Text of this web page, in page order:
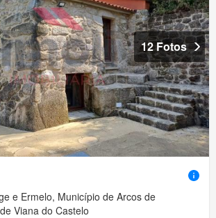
12 Fotos
e Ermelo, Município de Arcos de
Viana do Castelo